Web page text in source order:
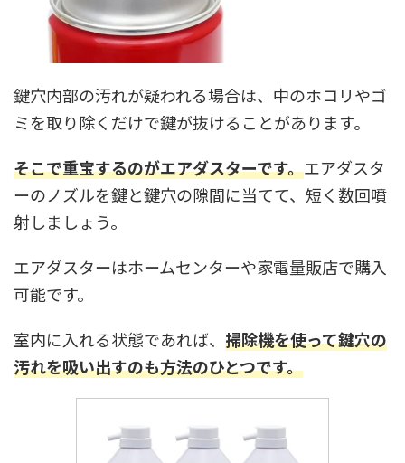
鍵穴内部の汚れが疑われる場合は、中のホコリやゴ
ミを取り除くだけで鍵が抜けることがあります。
そこで重宝するのがエアダスターです。エアダスタ
ーのノズルを鍵と鍵穴の隙間に当てて、短く数回噴
射しましょう。
エアダスターはホームセンターや家電量販店で購入
可能です。
室内に入れる状態であれば、 掃除機を使って鍵穴の
汚れを吸い出すのも方法のひとつです。